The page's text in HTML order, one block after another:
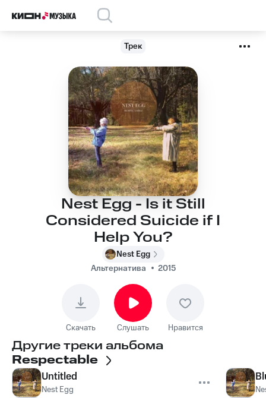
Трек
Nest Egg - Is it Still
Considered Suicide if I
Help You?
Nest Egg
Альтернатива
2015
Скачать Слушать Нравится
Другие треки альбома
Respectable
Untitled
Nest Egg